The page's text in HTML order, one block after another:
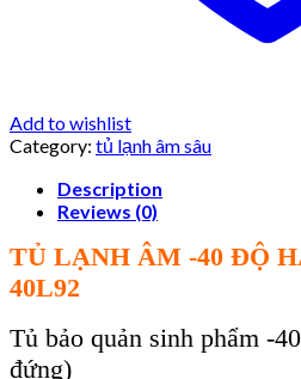
Add to wishlist
Category: tủ lạnh âm sâu
Description
Reviews (0)
TỦ LẠNH ÂM -40 ĐỘ
40L92
Tủ bảo quản sinh phẩm -40
đứng)